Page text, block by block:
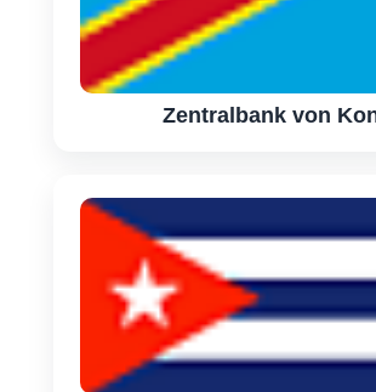
Zentralbank von